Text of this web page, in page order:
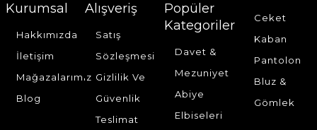
Kurumsal
Hakkımızda
İletişim
Mağazalarımız
Blog
Alışveriş
Satış
Sözleşmesi
Gizlilik Ve
Güvenlik
Teslimat
Popüler
Kategoriler
Davet &
Mezuniyet
Abiye
Elbiseleri
Ceket
Kaban
Pantolon
Bluz &
Gömlek